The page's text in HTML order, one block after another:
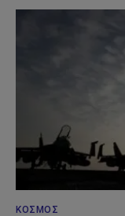
ΚΌΣΜΟΣ